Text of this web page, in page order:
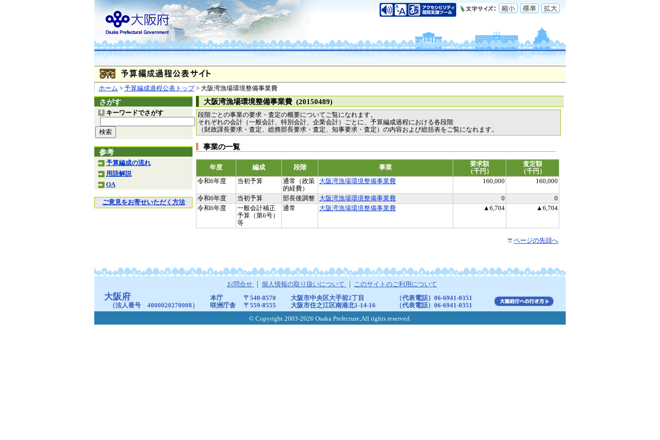
ホーム > 予算編成過程公表トップ> 大阪湾漁場環境整備事業費
さがす
キーワードでさがす
参考
予算編成の流れ
用語解説
QA
ご意見をお寄せいただく方法
大阪湾漁場環境整備事業費 (20150489)
段階ごとの事業の要求・査定の概要についてご覧になれます。
それぞれの会計（一般会計、特別会計、企業会計）ごとに、予算編成過程における各段階
（財政課長要求・査定、総務部長要求・査定、知事要求・査定）の内容および総括表をご覧になれます。
事業の一覧
年度 編成 段階 事業
要求額
（千円）
査定額
（千円）
令和6年度
当初予算
通常（政策
的経費）
大阪湾漁場環境整備事業費 160,000 160,000
令和6年度 当初予算 部長後調整 大阪湾漁場環境整備事業費 0
0
令和6年度
一般会計補正
予算（第6号）
等
通常 大阪湾漁場環境整備事業費 ▲6,704 ▲6,704
ページの先頭へ
お問合せ 個人情報の取り扱いについて このサイトのご利用について
大阪府
（法人番号 4000020270008）
本庁 〒540-8570 大阪市中央区大手前2丁目
（代表電話）06-6941-0351
咲洲庁舎
〒559-8555 大阪市住之江区南港北1-14-16
（代表電話）06-6941-0351
© Copyright 2003-2026 Osaka Prefecture,All rights reserved.